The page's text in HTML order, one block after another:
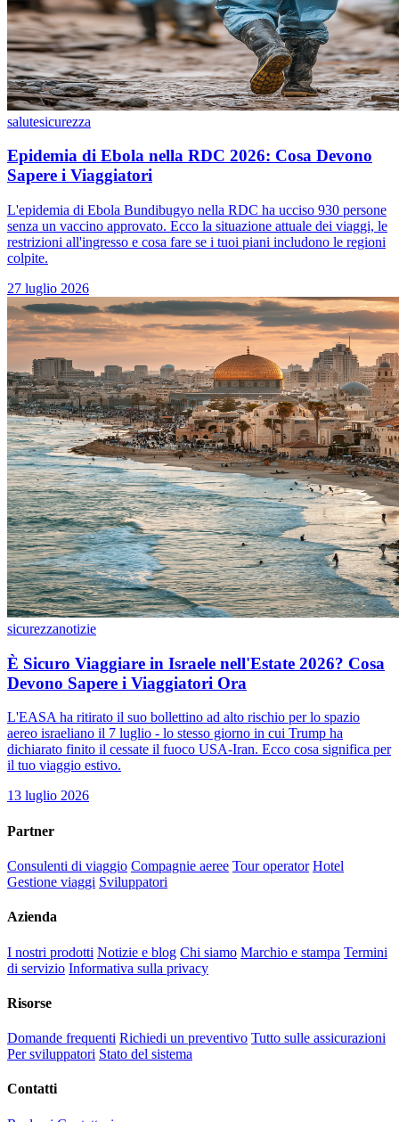
salutesicurezza
Epidemia di Ebola nella RDC 2026: Cosa Devono
Sapere i Viaggiatori
L'epidemia di Ebola Bundibugyo nella RDC ha ucciso 930 persone
senza un vaccino approvato. Ecco la situazione attuale dei viaggi, le
restrizioni all'ingresso e cosa fare se i tuoi piani includono le regioni
colpite.
27 luglio 2026
sicurezzanotizie
È Sicuro Viaggiare in Israele nell'Estate 2026? Cosa
Devono Sapere i Viaggiatori Ora
L'EASA ha ritirato il suo bollettino ad alto rischio per lo spazio
aereo israeliano il 7 luglio - lo stesso giorno in cui Trump ha
dichiarato finito il cessate il fuoco USA-Iran. Ecco cosa significa per
il tuo viaggio estivo.
13 luglio 2026
Partner
Consulenti di viaggio Compagnie aeree Tour operator Hotel
Gestione viaggi Sviluppatori
Azienda
I nostri prodotti Notizie e blog Chi siamo Marchio e stampa Termini
di servizio Informativa sulla privacy
Risorse
Domande frequenti Richiedi un preventivo Tutto sulle assicurazioni
Per sviluppatori Stato del sistema
Contatti